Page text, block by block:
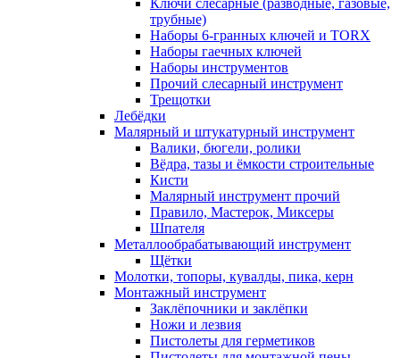
Ключи слесарные (разводные, газовые,
трубные)
Наборы 6-гранных ключей и TORX
Наборы гаечных ключей
Наборы инструментов
Прочий слесарный инструмент
Трещотки
Лебёдки
Малярный и штукатурный инструмент
Валики, бюгели, ролики
Вёдра, тазы и ёмкости строительные
Кисти
Малярный инструмент прочий
Правило, Мастерок, Миксеры
Шпателя
Металлообрабатывающий инструмент
Щётки
Молотки, топоры, кувалды, пика, керн
Монтажный инструмент
Заклёпочники и заклёпки
Ножи и лезвия
Пистолеты для герметиков